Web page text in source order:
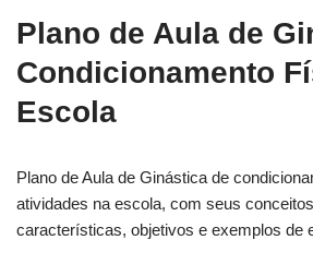
Plano de Aula de
Condicionamento
Escola
Plano de Aula de Ginástica de
atividades na escola, com seus
características, objetivos e exemplos de